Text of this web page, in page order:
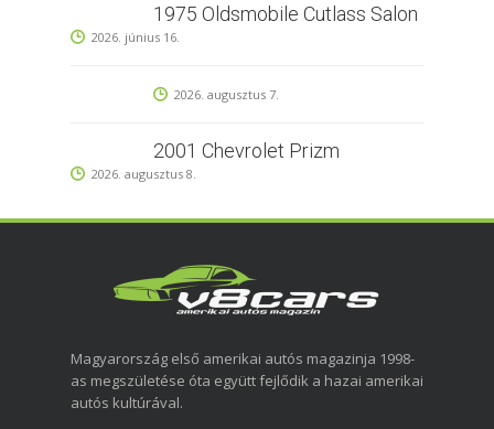
1975 Oldsmobile Cutlass Salon
2026. június 16.
2026. augusztus 7.
2001 Chevrolet Prizm
2026. augusztus 8.
Magyarország első amerikai autós magazinja 1998-
as megszületése óta együtt fejlődik a hazai amerikai
autós kultúrával.